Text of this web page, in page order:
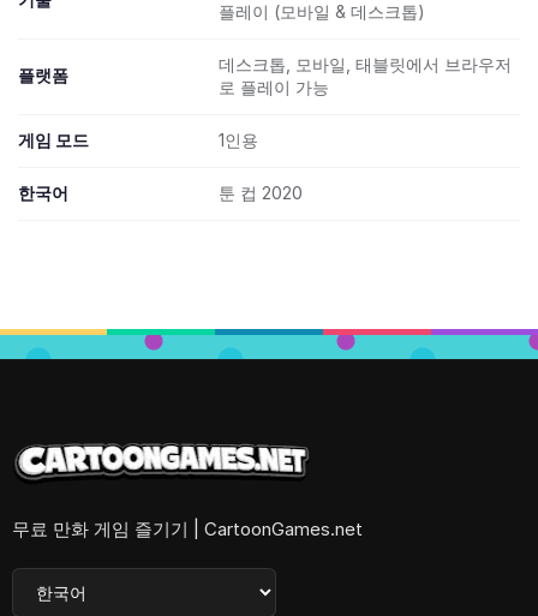
플레이 (모바일 & 데스크톱)
플랫폼
데스크톱, 모바일, 태블릿에서 브라우저
로 플레이 가능
게임 모드 1인용
한국어 툰 컵 2020
무료 만화 게임 즐기기 | CartoonGames.net